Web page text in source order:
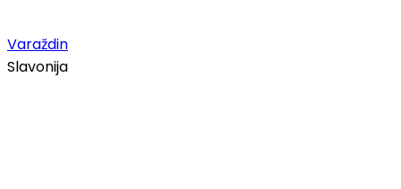
Varaždin
Slavonija